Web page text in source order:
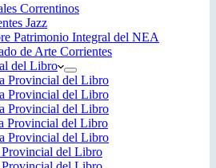
Correntinos
Jazz
Patrimonio Integral del NEA
de Arte Corrientes
del Libro
Provincial del Libro
Provincial del Libro
Provincial del Libro
Provincial del Libro
Provincial del Libro
Provincial del Libro